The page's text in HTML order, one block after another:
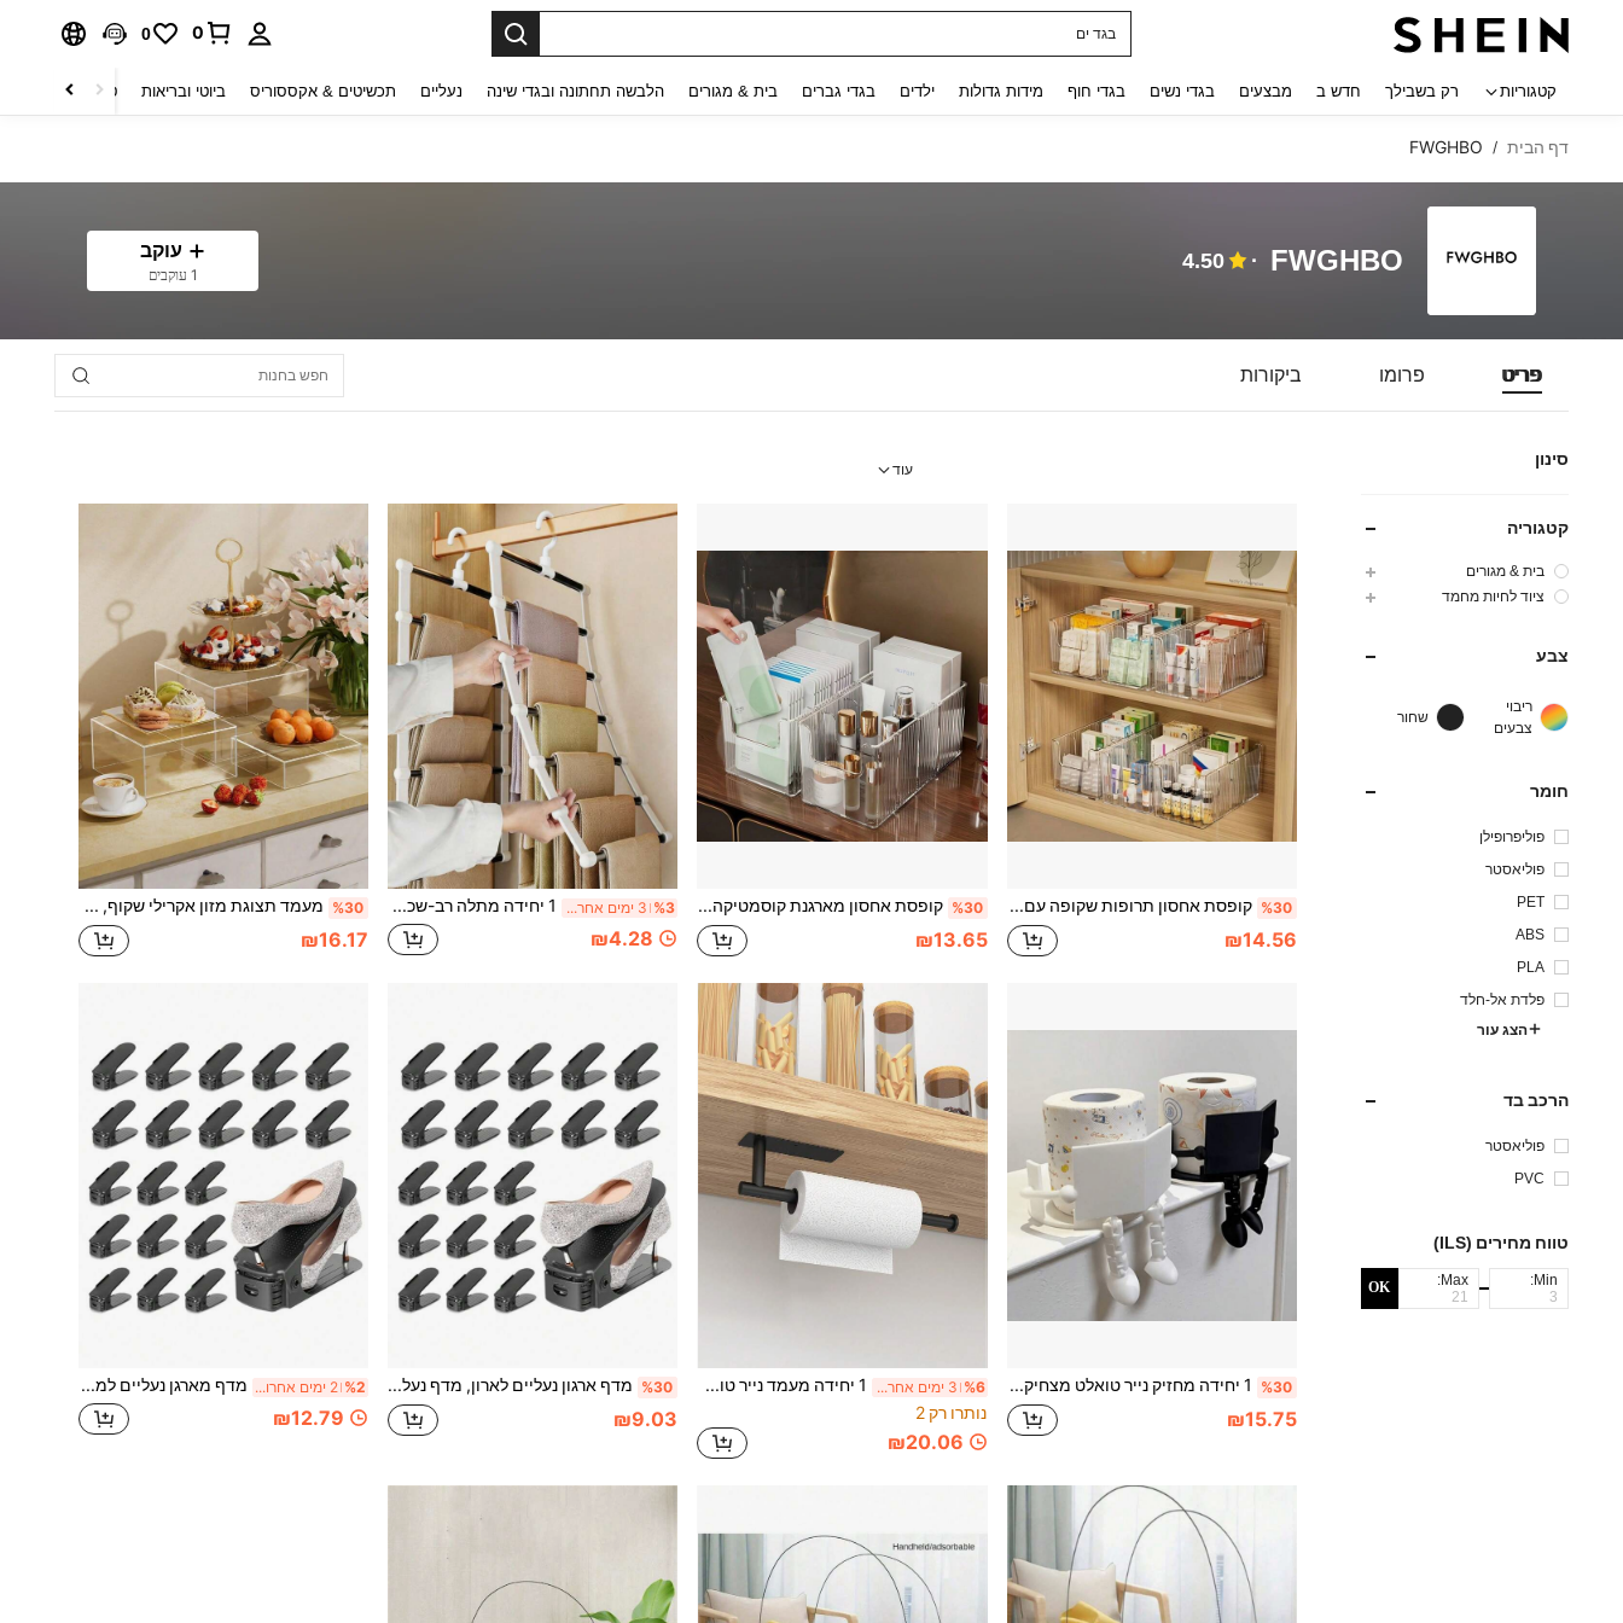
חולצות נשים
0
0
קטגוריות רק בשבילך חדש ב מבצעים בגדי נשים בגדי חוף מידות גדולות ילדים בגדי גברים בית & מגורים הלבשה תחתונה ובגדי שינה נעליים תכשיטים & אקססוריס ביוטי ובריאות טקסטיל לבית
דף הבית /
FWGHBO
FWGHBO
4.50 עוקב
1 עוקבים
פריט פרומו ביקורות
סינון
קטגוריה
בית & מגורים
ציוד לחיות מחמד
צבע
ריבוי
צבעים
שחור
חומר
פוליפרופילן
פוליאסטר
PET
ABS
PLA
פלדת אל-חלד
הצג עור
הרכב בד
פוליאסטר
PVC
טווח מחירים (ILS)
Min:
Max:
OK
עוד
%30 קופסת אחסון תרופות שקופה עם 4 תאים, קופסת עזרה ראשונה מאקריליק, עם מחיצה נשלפת, קופסת אחסון תרופות מתכווננת עם 4 תאים, סרט עזרה ראשונה שקוף, קופסת אחסון תרופות, קופסת גלולות, ערכת חירום ביתית, אריזה רפואית
₪14.56
%30 קופסת אחסון מארגנת קוסמטיקה שקופה מאקריליק בקיבולת גדולה, קופסת אחסון למסכות פנים, מיכל אחסון למוצרי טיפוח למסבך, אביזרי ארגון טיפוח חוסכי מקום, מתאים לשימוש בחדר השינה, באמבטיה, בשולחן האיפור ובשימוש על השיש
₪13.65
%3 3 ימים אחרונים 1 יחידה מתלה רב-שכבתי קסום, מתלה מכנסיים מתקפל מסגסוגת אלומיניום, מתלה מכנסיים רב-תכליתי, צעיף, מתלה אחסון לארון, מתאים למכנסיים, טייטס, צעיפים, עניבות, מעונות, ארון, ארגון אחסון, מתנה לחג
₪4.28
%30 מעמד תצוגת מזון אקרילי שקוף, מעמד עוגה אקרילי, מגש מזון אקרילי למסיבות וסידור מזון, מעמד עוגה לקינוחים, 4 גדלים, מתאים לתצוגת מזון למסיבת חתונה, תצוגת פריטי אספנות על השולחן, מעמד תצוגה שקוף לקמעונאות
₪16.17
%30 1 יחידה מחזיק נייר טואלט מצחיק, חומר פלסטיק עיצוב דמות חמודה, אחסון נייר טואלט דמות קריאה, עיצוב לחדר הרחצה, עיצוב יצירתי, מתאים לחדר הרחצה, חדר אורחים, השראה ייחודית לעיצוב חדר הרחצה ועיצוב ביתי מהנה
₪15.75
%6 3 ימים אחרונים
1 יחידה מעמד נייר טואלט לאמבטיה, מעמד נייר מגבת מפלדת אל חלד, התקנה עצמית דביקה או קידוח, מעמד מגבת שחור עם קרע ביד אחת, מעמד מגבת מפלדת אל חלד, מתאים לאחסון וארגון במטבח, מתאים למטבח, שיש, ארון, אמבטיה
נותרו רק 2
₪20.06
%30 מדף ארגון נעליים לארון, מדף נעליים מתכוונן לערימה לאחסון וארגון בארון, דו-שכבתי חסכוני במקום, גובה מתכוונן, מדף נעליים דו-שכבתי לאחסון, מתאים לסניקרס, נעלי עקב גבוה ונעליים שטוחות
₪9.03
%2 2 ימים אחרונים מדף מארגן נעליים למגירה, מדף נעליים מתכוונן, מדף נעליים דו-שכבתי, לאחסון וארגון בארון, פריט אחסון מסודר ומסוגנן, מתאים לסניקרס, נעלי עקב גבוה ונעליים שטוחות
₪12.79